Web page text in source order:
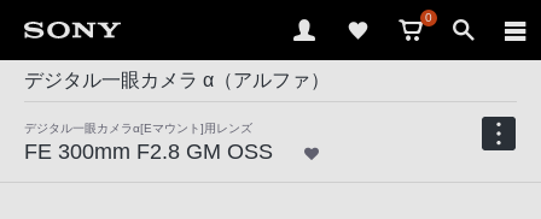
0
デジタル一眼カメラ α（アルファ）
デジタル一眼カメラα[Eマウント]用レンズ
FE 300mm F2.8 GM OSS